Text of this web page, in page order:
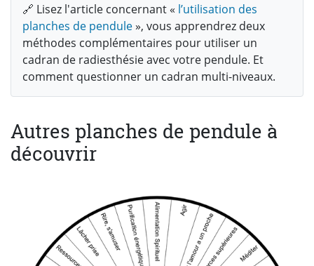
🔗 Lisez l'article concernant « l’utilisation des
planches de pendule», vous apprendrez deux
méthodes complémentaires pour utiliser un
cadran de radiesthésie avec votre pendule. Et
comment questionner un cadran multi-niveaux.
Autres planches de pendule à
découvrir